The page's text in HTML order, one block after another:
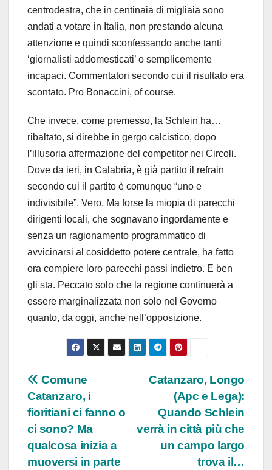
centrodestra, che in centinaia di migliaia sono
andati a votare in Italia, non prestando alcuna
attenzione e quindi sconfessando anche tanti
‘giornalisti addomesticati’ o semplicemente
incapaci. Commentatori secondo cui il risultato era
scontato. Pro Bonaccini, of course.
Che invece, come premesso, la Schlein ha…
ribaltato, si direbbe in gergo calcistico, dopo
l’illusoria affermazione del competitor nei Circoli.
Dove da ieri, in Calabria, è già partito il refrain
secondo cui il partito è comunque “uno e
indivisibile”. Vero. Ma forse la miopia di parecchi
dirigenti locali, che sognavano ingordamente e
senza un ragionamento programmatico di
avvicinarsi al cosiddetto potere centrale, ha fatto
ora compiere loro parecchi passi indietro. E ben
gli sta. Peccato solo che la regione continuerà a
essere marginalizzata non solo nel Governo
quanto, da oggi, anche nell’opposizione.
Navigazione
articoli
Catanzaro, Longo
(Apc e Lega):
Quando Schlein
verrà in città più che
un campo largo
trova il…
Comune
Catanzaro, i
fioritiani ci fanno o
ci sono? Ma
qualcosa inizia a
muoversi in parte